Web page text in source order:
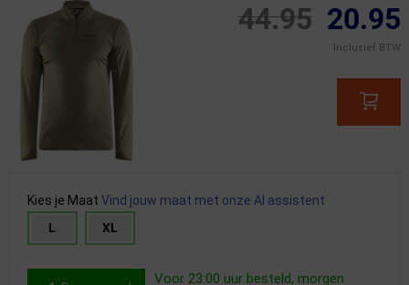
44.95 20.95
Inclusief BTW
Kies je Maat Vind jouw maat met onze AI assistent
L
XL
Voor 23:00 uur besteld, morgen